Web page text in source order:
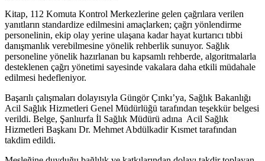
Kitap, 112 Komuta Kontrol Merkezlerine gelen çağrılara verilen
yanıtların standardize edilmesini amaçlarken; çağrı yönlendirme
personelinin, ekip olay yerine ulaşana kadar hayat kurtarıcı tıbbi
danışmanlık verebilmesine yönelik rehberlik sunuyor. Sağlık
personeline yönelik hazırlanan bu kapsamlı rehberde, algoritmalarla
desteklenen çağrı yönetimi sayesinde vakalara daha etkili müdahale
edilmesi hedefleniyor.
Başarılı çalışmaları dolayısıyla Güngör Çınkı’ya, Sağlık Bakanlığı
Acil Sağlık Hizmetleri Genel Müdürlüğü tarafından teşekkür belgesi
verildi. Belge, Şanlıurfa İl Sağlık Müdürü adına Acil Sağlık
Hizmetleri Başkanı Dr. Mehmet Abdülkadir Kısmet tarafından
takdim edildi.